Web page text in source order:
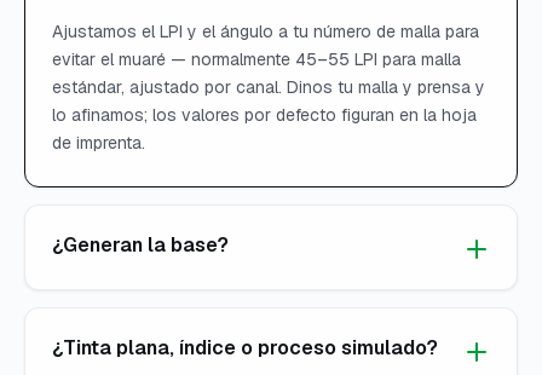
Ajustamos el LPI y el ángulo a tu número de malla para
evitar el muaré — normalmente 45–55 LPI para malla
estándar, ajustado por canal. Dinos tu malla y prensa y
lo afinamos; los valores por defecto figuran en la hoja
de imprenta.
¿Generan la base?
¿Tinta plana, índice o proceso simulado?